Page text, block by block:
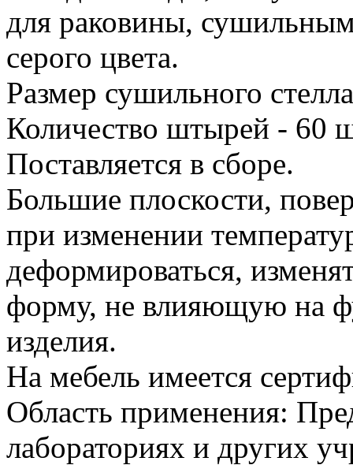
для раковины,
серого цвета.
Размер сушильного
Количество штырей - 60
Поставляется в сборе.
Большие плоскости,
при изменении
деформироваться,
форму, не влияющую на
изделия.
На мебель имеется
Область применения:
лабораториях и других